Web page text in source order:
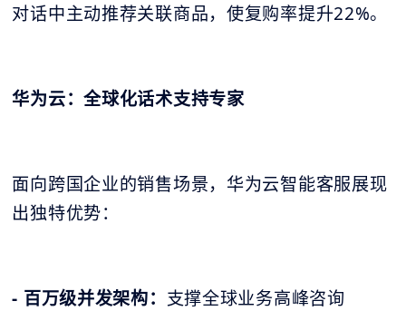
对话中主动推荐关联商品，使复购率提升22%。
华为云：全球化话术支持专家
面向跨国企业的销售场景，华为云智能客服展现
出独特优势：
- 百万级并发架构： 支撑全球业务高峰咨询